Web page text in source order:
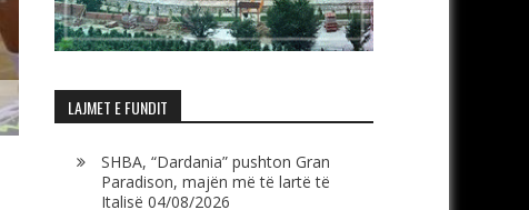
LAJMET E FUNDIT
SHBA, “Dardania” pushton Gran
Paradison, majën më të lartë të
Italisë 04/08/2026